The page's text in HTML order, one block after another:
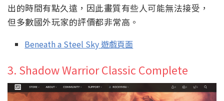
出的時間有點久遠，因此畫質有些人可能無法接受，
但多數國外玩家的評價都非常高。
Beneath a Steel Sky 遊戲頁面
3. Shadow Warrior Classic Complete